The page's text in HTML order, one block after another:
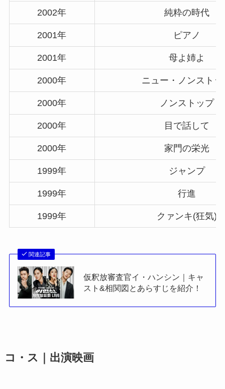
2002年 純粋の時代
2001年 ピアノ
2001年 母よ姉よ
2000年 ニュー・ノンストッ
2000年 ノンストップ
2000年 目で話して
2000年 家門の栄光
1999年 ジャンプ
1999年 行進
1999年 クァンキ(狂気)
関連記事
仮釈放審査官イ・ハンシン｜キャ
スト&相関図とあらすじを紹介！
コ・ス｜出演映画